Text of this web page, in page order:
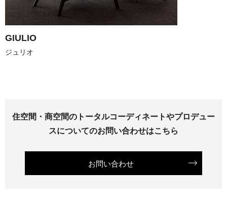
GIULIO
住空間・商空間のトータルコーディネートやプロデュー
スについてのお問い合わせはこちら
お問い合わせ